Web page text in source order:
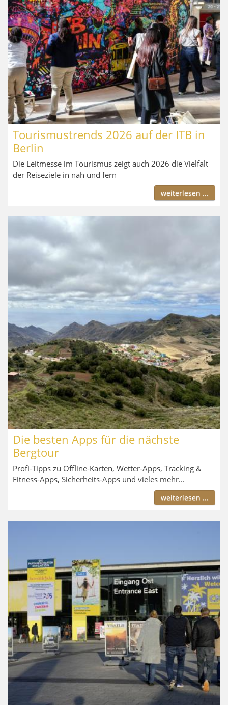
Tourismustrends 2026 auf der ITB in
Berlin
Die Leitmesse im Tourismus zeigt auch 2026 die Vielfalt
der Reiseziele in nah und fern
weiterlesen ...
Die besten Apps für die nächste
Bergtour
Profi-Tipps zu Offline-Karten, Wetter-Apps, Tracking &
Fitness-Apps, Sicherheits-Apps und vieles mehr...
weiterlesen ...